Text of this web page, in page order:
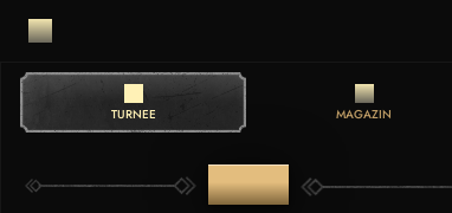
TURNEE MAGAZIN
TURNEE